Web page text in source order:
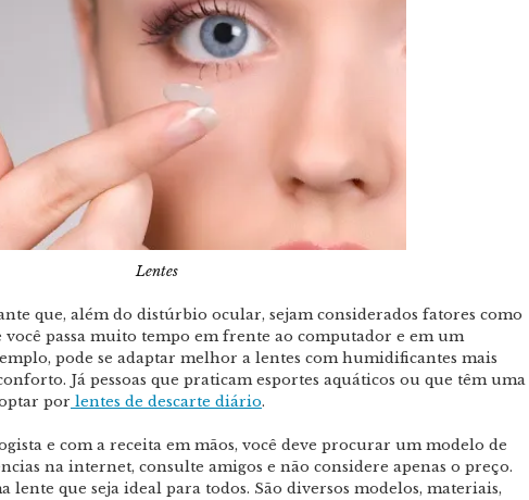
Lentes
que, além do distúrbio ocular, sejam considerados fatores como
você passa muito tempo em frente ao computador e em um
pode se adaptar melhor a lentes com humidificantes mais
Já pessoas que praticam esportes aquáticos ou que têm uma
por lentes de descarte diário.
e com a receita em mãos, você deve procurar um modelo de
na internet, consulte amigos e não considere apenas o preço.
lente que seja ideal para todos. São diversos modelos, materiais,